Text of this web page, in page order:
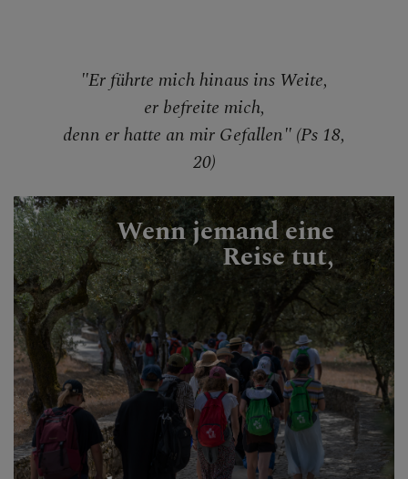
"Er führte mich hinaus ins Weite,
er befreite mich,
denn er hatte an mir Gefallen" (Ps 18,
20)
Wenn jemand eine
Reise tut,